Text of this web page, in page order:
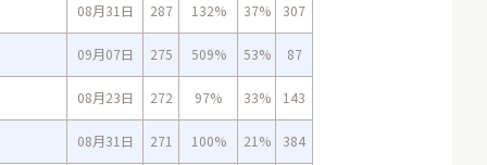
08月31日 287 132% 37% 307
09月07日 275 509% 53% 87
08月23日 272 97% 33% 143
08月31日 271 100% 21% 384